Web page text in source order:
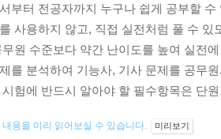
부터 전공자까지 누구나 쉽게 공부할 수
사용하지 않고, 직접 실전처럼 풀 수 있
원 수준보다 약간 난이도를 높여 실전
를 분석하여 기능사, 기사 문제를 공무
험에 반드시 알아야 할 필수항목은 단
내용을 미리 읽어보실 수 있습니다. 미리보기